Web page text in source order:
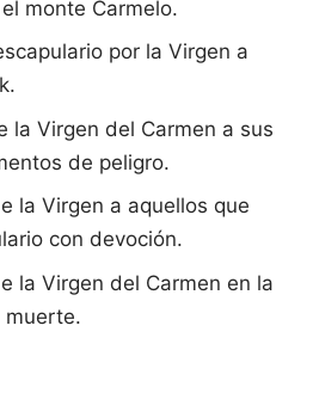
monte Carmelo.
por la Virgen a
la Virgen del Carmen a sus
de peligro.
la Virgen a aquellos que
con devoción.
la Virgen del Carmen en la
muerte.